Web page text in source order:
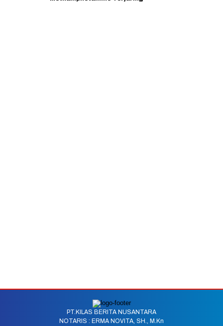
PT.KILAS BERITA NUSANTARA
NOTARIS : ERMA NOVITA, SH., M.Kn